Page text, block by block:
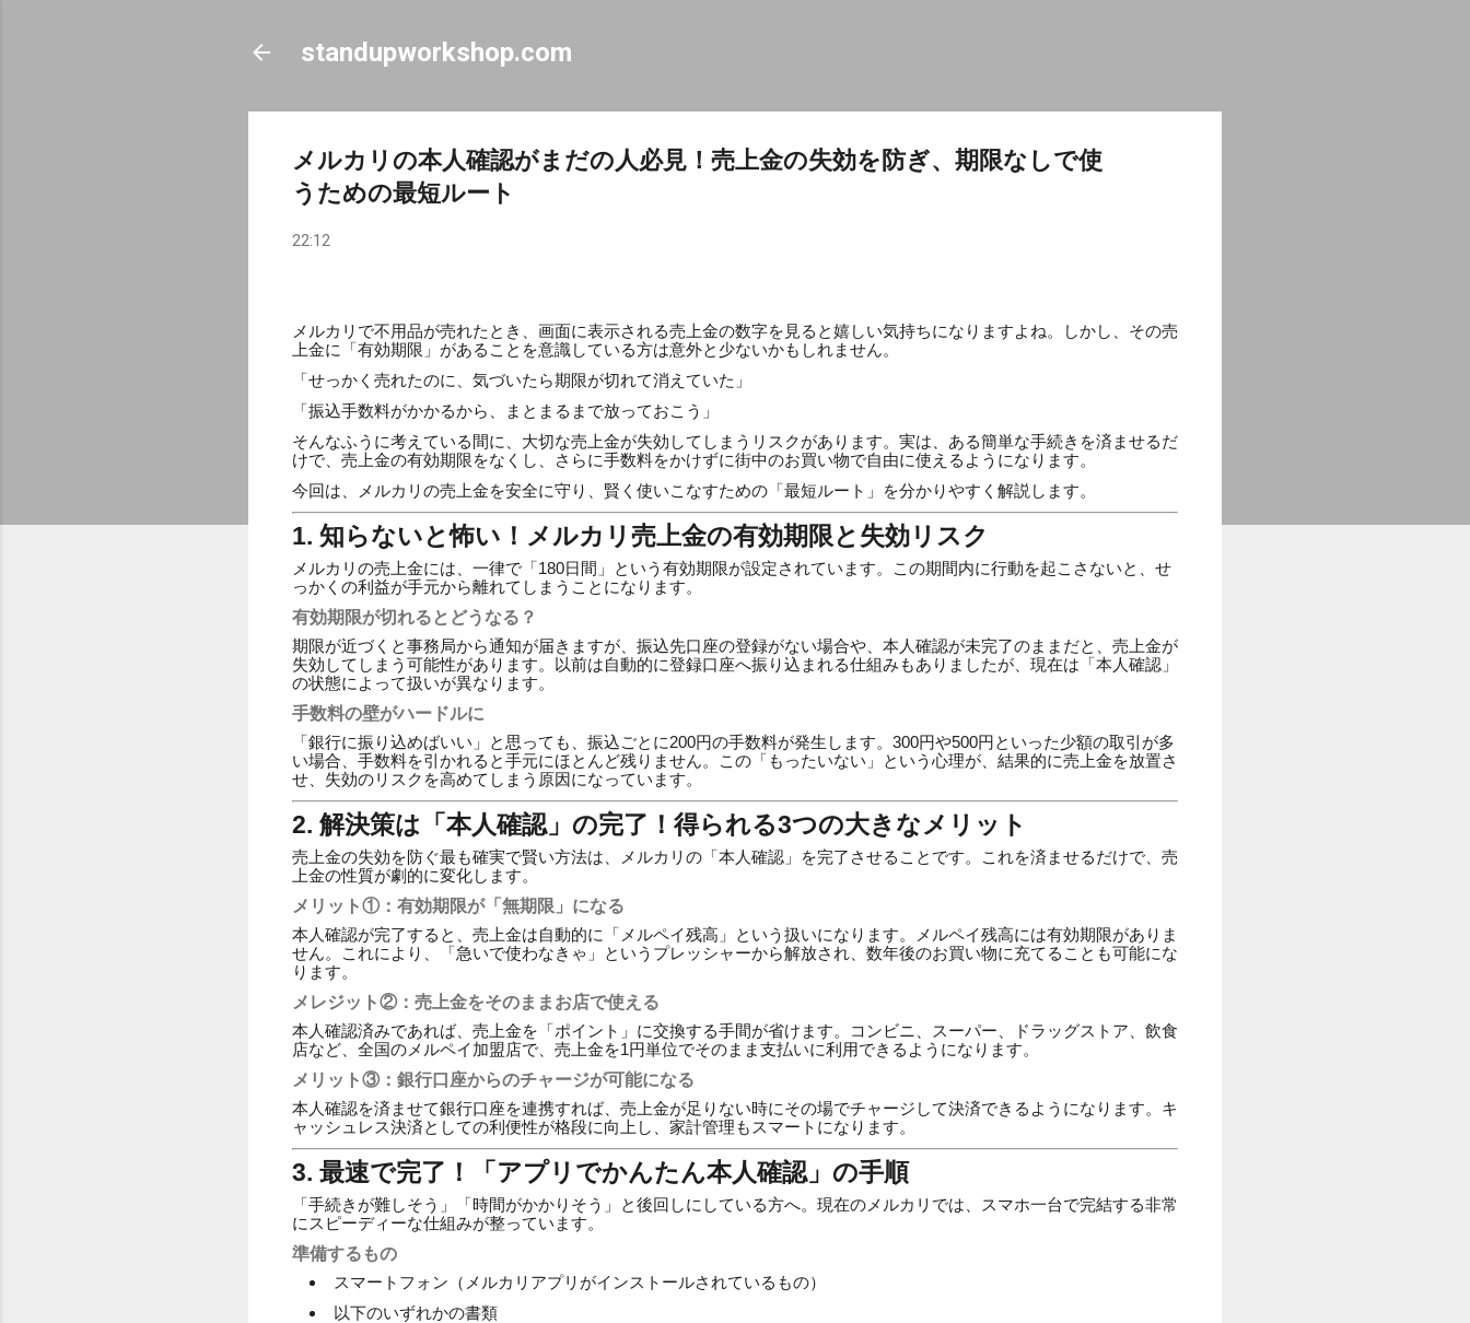
standupworkshop.com
メルカリの本人確認がまだの人必見！売上金の失効を防ぎ、期限なしで使
うための最短ルート
22:12
メルカリで不用品が売れたとき、画面に表示される売上金の数字を見ると嬉しい気持ちになりますよね。しかし、その売
上金に「有効期限」があることを意識している方は意外と少ないかもしれません。
「せっかく売れたのに、気づいたら期限が切れて消えていた」
「振込手数料がかかるから、まとまるまで放っておこう」
そんなふうに考えている間に、大切な売上金が失効してしまうリスクがあります。実は、ある簡単な手続きを済ませるだ
けで、売上金の有効期限をなくし、さらに手数料をかけずに街中のお買い物で自由に使えるようになります。
今回は、メルカリの売上金を安全に守り、賢く使いこなすための「最短ルート」を分かりやすく解説します。
1. 知らないと怖い！メルカリ売上金の有効期限と失効リスク
メルカリの売上金には、一律で「180日間」という有効期限が設定されています。この期間内に行動を起こさないと、せ
っかくの利益が手元から離れてしまうことになります。
有効期限が切れるとどうなる？
期限が近づくと事務局から通知が届きますが、振込先口座の登録がない場合や、本人確認が未完了のままだと、売上金が
失効してしまう可能性があります。以前は自動的に登録口座へ振り込まれる仕組みもありましたが、現在は「本人確認」
の状態によって扱いが異なります。
手数料の壁がハードルに
「銀行に振り込めばいい」と思っても、振込ごとに200円の手数料が発生します。300円や500円といった少額の取引が多
い場合、手数料を引かれると手元にほとんど残りません。この「もったいない」という心理が、結果的に売上金を放置さ
せ、失効のリスクを高めてしまう原因になっています。
2. 解決策は「本人確認」の完了！得られる3つの大きなメリット
売上金の失効を防ぐ最も確実で賢い方法は、メルカリの「本人確認」を完了させることです。これを済ませるだけで、売
上金の性質が劇的に変化します。
メリット①：有効期限が「無期限」になる
本人確認が完了すると、売上金は自動的に「メルペイ残高」という扱いになります。メルペイ残高には有効期限がありま
せん。これにより、「急いで使わなきゃ」というプレッシャーから解放され、数年後のお買い物に充てることも可能にな
ります。
メレジット②：売上金をそのままお店で使える
本人確認済みであれば、売上金を「ポイント」に交換する手間が省けます。コンビニ、スーパー、ドラッグストア、飲食
店など、全国のメルペイ加盟店で、売上金を1円単位でそのまま支払いに利用できるようになります。
メリット③：銀行口座からのチャージが可能になる
本人確認を済ませて銀行口座を連携すれば、売上金が足りない時にその場でチャージして決済できるようになります。キ
ャッシュレス決済としての利便性が格段に向上し、家計管理もスマートになります。
3. 最速で完了！「アプリでかんたん本人確認」の手順
「手続きが難しそう」「時間がかかりそう」と後回しにしている方へ。現在のメルカリでは、スマホ一台で完結する非常
にスピーディーな仕組みが整っています。
準備するもの
スマートフォン（メルカリアプリがインストールされているもの）
以下のいずれかの書類